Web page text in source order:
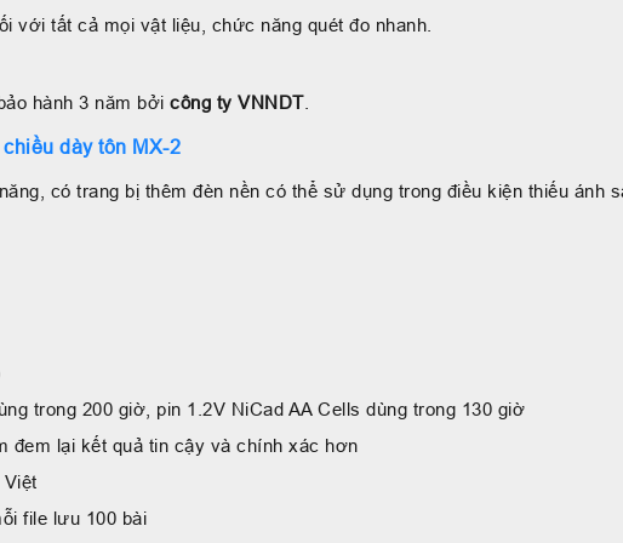
với tất cả mọi vật liệu, chức năng quét đo nhanh.
hành 3 năm bởi công ty VNNDT.
dày tôn MX-2
có trang bị thêm đèn nền có thể sử dụng trong điều kiện thiếu ánh
trong 200 giờ, pin 1.2V NiCad AA Cells dùng trong 130 giờ
đem lại kết quả tin cậy và chính xác hơn
file lưu 100 bài